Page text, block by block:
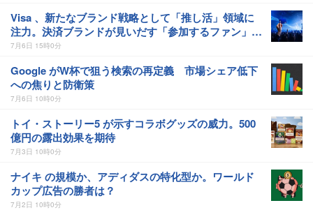
Visa 、新たなブランド戦略として「推し活」領域に
注力。決済ブランドが見いだす「参加するファン」の
価値
7月6日 15時0分
Google がW杯で狙う検索の再定義 市場シェア低下
への焦りと防衛策
7月6日 10時0分
トイ・ストーリー5 が示すコラボグッズの威力。500
億円の露出効果を期待
7月3日 10時0分
ナイキ の規模か、アディダスの特化型か。ワールド
カップ広告の勝者は？
7月2日 10時0分